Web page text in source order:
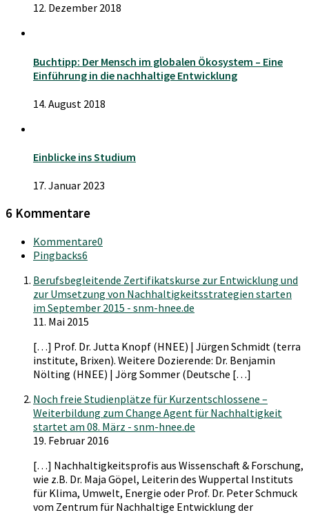
12. Dezember 2018
Buchtipp: Der Mensch im globalen Ökosystem – Eine
Einführung in die nachhaltige Entwicklung
14. August 2018
Einblicke ins Studium
17. Januar 2023
6 Kommentare
Kommentare0
Pingbacks6
Berufsbegleitende Zertifikatskurse zur Entwicklung und
zur Umsetzung von Nachhaltigkeitsstrategien starten
im September 2015 - snm-hnee.de
11. Mai 2015
[…] Prof. Dr. Jutta Knopf (HNEE) | Jürgen Schmidt (terra
institute, Brixen). Weitere Dozierende: Dr. Benjamin
Nölting (HNEE) | Jörg Sommer (Deutsche […]
Noch freie Studienplätze für Kurzentschlossene –
Weiterbildung zum Change Agent für Nachhaltigkeit
startet am 08. März - snm-hnee.de
19. Februar 2016
[…] Nachhaltigkeitsprofis aus Wissenschaft & Forschung,
wie z.B. Dr. Maja Göpel, Leiterin des Wuppertal Instituts
für Klima, Umwelt, Energie oder Prof. Dr. Peter Schmuck
vom Zentrum für Nachhaltige Entwicklung der